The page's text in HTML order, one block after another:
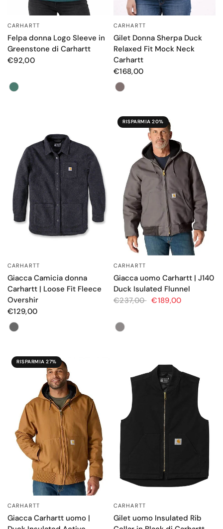
OCCHIATA VELOCE
CARHARTT
Felpa donna Logo Sleeve in
Greenstone di Carhartt
€92,00
Color
OCCHIATA VELOCE
CARHARTT
Gilet Donna Sherpa Duck
Relaxed Fit Mock Neck
Carhartt
€168,00
Color
OCCHIATA VELOCE
CARHARTT
Giacca Camicia donna
Carhartt | Loose Fit Fleece
Overshir
€129,00
Colore
RISPARMIA 20%
OCCHIATA VELOCE
CARHARTT
Giacca uomo Carhartt | J140
Duck Isulated Flunnel
€237,00 €189,00
Colore
RISPARMIA 27%
OCCHIATA VELOCE
CARHARTT
Giacca Carhartt uomo |
OCCHIATA VELOCE
CARHARTT
Gilet uomo Insulated Rib